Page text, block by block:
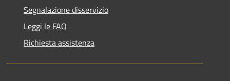
Segnalazione disservizio
Leggi le FAQ
Richiesta assistenza